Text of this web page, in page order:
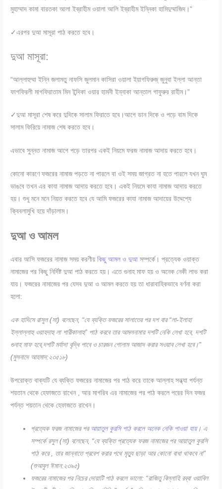
মুহাম্মাদ কামা বারতকা আলা ইব্রাহীম ওয়ালা আলি ইব্রাহীম ইন্নিকা হামিদুম্মাজিদ।”
✓এরপর দুআ মাসূরা পাঠ করতে হবে।
দুআ মাসূরা:
“আল্লাহুম্মা ইন্নি জলামতু নাফসি জুলমান কাসিরা ওয়ালা ইয়াগফিরুজ্ জুনুবা ইল্লা আন্তা
ফাগফিরলী মাগফিরাতাম মিন ইন্দিকা ওয়ার হামনী ইন্নাকা আন্তাল গাফুরুর রাহীম।”
✓দুআ মাসূরা শেষ করে দুদিকে সালাম ফিরাতে হবে।আগে ডান দিকে ও পড়ে বাম দিকে
সালাম ফিরিয়ে নামাজ শেষ করতে হবে।
এভাবে সুন্নত নামাজ আগে পড়ে তারপর একই নিয়মে ফরজ নামাজ আদায় করতে হবে।
কোনো কারণে ফজরের নামাজ পড়তে না পারলে বা ওই সময় জাগ্রত না হতে পারলে যখন ঘুম
ভাঙবে তখন এর কাযা নামাজ আদায় করতে হবে। একই নিয়মে কাযা নামাজ আদায় করতে
হয়। শুধু মনে মনে নিয়ত করতে হবে যে আমি ফজরের কাযা নামাজ আদায়ের উদ্দেশ্যে
ক্বিবলামুখি হয়ে দাঁড়ালাম।
দুআ ও আমল
এবার আসি ফজরের নামাজ সময় করণীয়কিছু আমল ও দুআ সম্পর্কে। প্রত্যেক ওয়াক্ত
নামাজের পর কিছু নির্দিষ্ট দুআ পাঠ করতে হয়। এতে গুনাহ মাফ হয় ও অনেক নেকী লাভ করা
যায়। ফজরের নামাজের পর যেসব দুআ ও আমল করতে হয় তা ধারাবাহিকভাবে বর্ণনা করা
হলো:
এক হাদিসে রাসুল (সা) বলেছেন, “যে ব্যক্তি ফজরের সালাতের পর দশ বার “লা-ইলাহা
ইল্লাল্লাহু ওয়াহদাহু লা শারীকালাহু” পাঠ করবে তার আমলনামায় দশটি নেকি লেখা হবে, দশটি
গুনাহ মাফ হবে,দশটি মর্যাদা বৃদ্ধি পাবে ও চারজন গোলাম আজাদ করার সওয়াব লেখা হবে।”
(মুসনাদে আহমাদ:২৩৫১৮)
উপরোক্ত বাক্যটি যে ব্যক্তি ফজরের নামাজের পর পাঠ করে তাকে আল্লাহ সন্ধ্যা পর্যন্ত
শয়তান থেকে হেফাজতে রাখেন , আর মাগরিব এর নামাজের পর পাঠ করলে পরের দিন ফজর
পর্যন্ত শয়তান থেকে হেফাজতে রাখেন।
প্রত্যেক ফরজ নামাজের পর আয়াতুল কুরসি পাঠ করলে অনেক নেকি পাওয়া যায়। এ
সম্পর্কে রসুল (সা) বলেছেন, “যে ব্যক্তি প্রত্যেক ফরজ নামাজের পর আয়াতুল কুরসি
পাঠ করে , তার জান্নাতে প্রবেশ করার পথে মৃত্যু ছাড়া আর কোনো বাধা থাকবে না”
(শুআবুল ঈমান:২৩৯৫)
ফজরের নামাজের পর নিচের দোয়াটি পাঠ করলে ভালো: “রাজিতু বিল্লাহি রব্বা ওয়াবিল